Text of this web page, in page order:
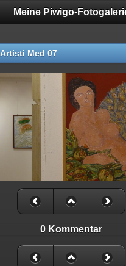
Meine Piwigo-
Artisti Med 07
0 Kommentar